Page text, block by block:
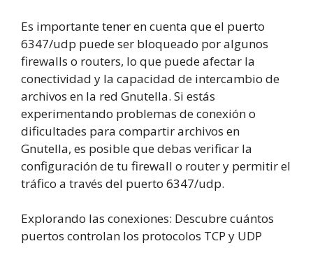
Es importante tener en cuenta que el puerto
6347/udp puede ser bloqueado por algunos
firewalls o routers, lo que puede afectar la
conectividad y la capacidad de intercambio de
archivos en la red Gnutella. Si estás
experimentando problemas de conexión o
dificultades para compartir archivos en
Gnutella, es posible que debas verificar la
configuración de tu firewall o router y permitir el
tráfico a través del puerto 6347/udp.
Explorando las conexiones: Descubre cuántos
puertos controlan los protocolos TCP y UDP